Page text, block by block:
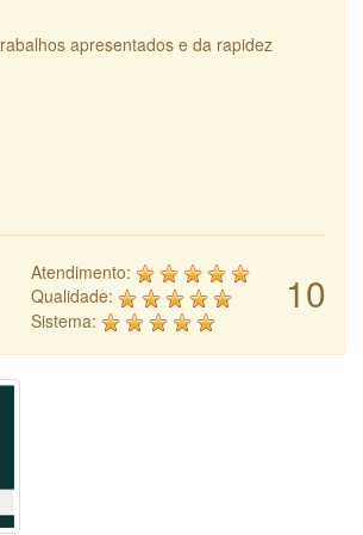
apresentados e da rapidez
10
Atendimento:
Qualidade:
Sistema: